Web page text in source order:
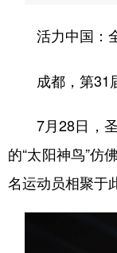
活力中国：全
成都，第31届
7月28日，圣
的“太阳神鸟”仿
名运动员相聚于